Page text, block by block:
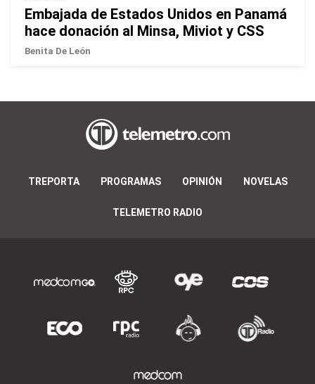
Embajada de Estados Unidos en Panamá
hace donación al Minsa, Miviot y CSS
Benita De León
TREPORTA PROGRAMAS OPINIÓN NOVELAS
TELEMETRO RADIO